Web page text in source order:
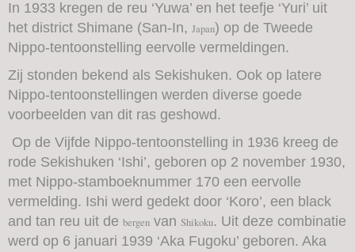
In 1933 kregen de reu ‘Yuwa’ en het teefje ‘Yuri’ uit
het district Shimane (San-In, Japan) op de Tweede
Nippo-tentoonstelling eervolle vermeldingen.
Zij stonden bekend als Sekishuken. Ook op latere
Nippo-tentoonstellingen werden diverse goede
voorbeelden van dit ras geshowd.
Op de Vijfde Nippo-tentoonstelling in 1936 kreeg de
rode Sekishuken ‘Ishi’, geboren op 2 november 1930,
met Nippo-stamboeknummer 170 een eervolle
vermelding. Ishi werd gedekt door ‘Koro’, een black
and tan reu uit de bergen van Shikoku. Uit deze combinatie
werd op 6 januari 1939 ‘Aka Fugoku’ geboren. Aka